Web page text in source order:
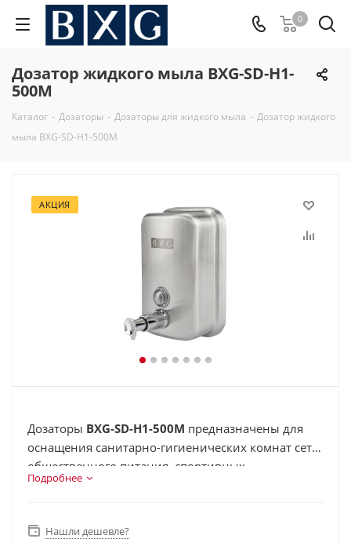
0
Дозатор жидкого мыла BXG-SD-H1-
500M
Каталог - Дозаторы - Дозаторы для жидкого мыла - Дозатор жидкого
мыла BXG-SD-H1-500M
АКЦИЯ
Дозаторы BXG-SD-H1-500M предназначены для
оснащения санитарно-гигиенических комнат сети
общественного питания, спортивных,
медицинских заведений, баров, ресторанов, кафе,
условиях.
Подробнее
Нашли дешевле?